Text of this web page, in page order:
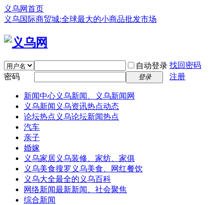
义乌网首页
义乌国际商贸城:全球最大的小商品批发市场
自动登录 找回密码
密码
登录 注册
新闻中心义乌新闻、义乌新闻网
义乌新闻 义乌资讯热点动态
论坛热点 义乌论坛新闻热点
汽车
亲子
婚嫁
义乌家居义乌装修、家纺、家俱
义乌美食搜罗义乌美食、网红餐饮
义乌大全最全的义乌百科
网络新闻最新新闻、社会聚焦
综合新闻